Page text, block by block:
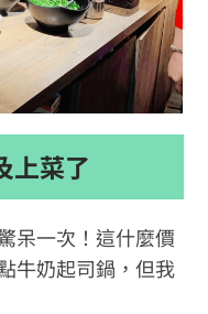
上菜了
呆一次！這什麼價
牛奶起司鍋，但我